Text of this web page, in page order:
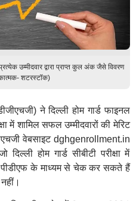
उम्मीदवार द्वारा प्राप्त कुल अंक जैसे विवरण
शटरस्टॉक)
ने दिल्ली होम गार्ड फाइनल
में शामिल सफल उम्मीदवारों की मेरिट
वेबसाइट dghgenrollment.in
होम गार्ड सीबीटी परीक्षा में
पीडीएफ के माध्यम से चेक कर सकते हैं